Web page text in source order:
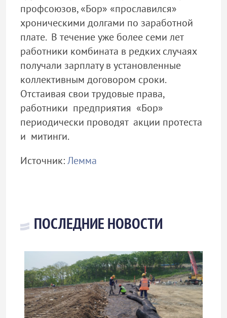
профсоюзов, «Бор» «прославился»
хроническими долгами по заработной
плате. В течение уже более семи лет
работники комбината в редких случаях
получали зарплату в установленные
коллективным договором сроки.
Отстаивая свои трудовые права,
работники предприятия «Бор»
периодически проводят акции протеста
и митинги.
Источник:Лемма
ПОСЛЕДНИЕ НОВОСТИ